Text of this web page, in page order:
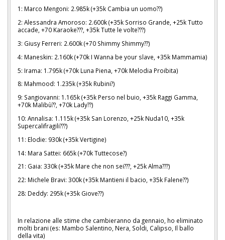
1: Marco Mengoni: 2.985k (+35k Cambia un uomo??)
2: Alessandra Amoroso: 2.600k (+35k Sorriso Grande, +25k Tutto
accade, +70 Karaoke???, +35k Tutte le volte???)
3: Giusy Ferreri: 2.600k (+70 Shimmy Shimmy??)
4: Maneskin: 2.160k (+70k I Wanna be your slave, +35k Mammamia)
5: Irama: 1.795k (+70k Luna Piena, +70k Melodia Proibita)
8: Mahmood: 1.235k (+35k Rubini?)
9: Sangiovanni: 1.165k (+35k Perso nel buio, +35k Raggi Gamma,
+70k Malibù??, +70k Lady??)
10: Annalisa: 1.115k (+35k San Lorenzo, +25k Nuda10, +35k
Supercalifragili???)
11: Elodie: 930k (+35k Vertigine)
14: Mara Sattei: 665k (+70k Tuttecose?)
21: Gaia: 330k (+35k Mare che non sei???, +25k Alma???)
22: Michele Bravi: 300k (+35k Mantieni il bacio, +35k Falene??)
28: Deddy: 295k (+35k Giove??)
In relazione alle stime che cambieranno da gennaio, ho eliminato
molti brani (es: Mambo Salentino, Nera, Soldi, Calipso, Il ballo
della vita)